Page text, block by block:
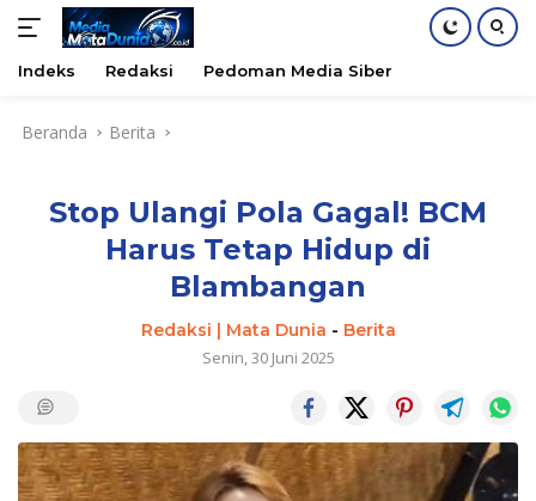
Indeks Redaksi Pedoman Media Siber
Beranda Berita
Stop Ulangi Pola Gagal! BCM
Harus Tetap Hidup di
Blambangan
Redaksi | Mata Dunia - Berita
Senin, 30 Juni 2025